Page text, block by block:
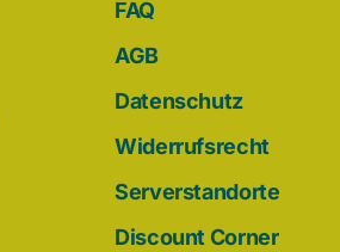
FAQ
AGB
Datenschutz
Widerrufsrecht
Serverstandorte
Discount Corner